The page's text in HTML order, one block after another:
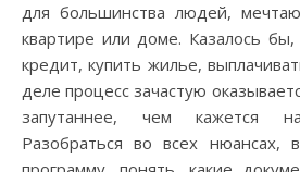
для большинства людей,
квартире или доме. Казалось
кредит, купить жилье,
деле процесс зачастую
запутаннее, чем кажется
Разобраться во всех нюансах,